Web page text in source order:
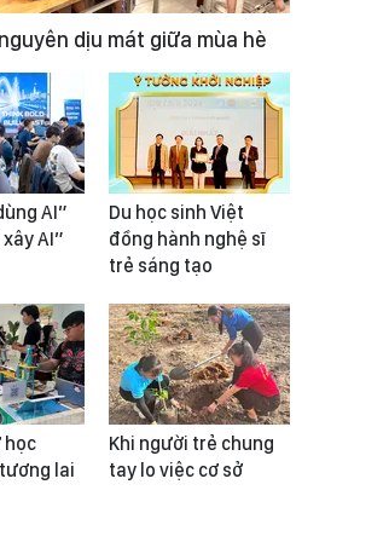
dịu mát giữa mùa hè
AI”
AI”
Du học sinh Việt
đồng hành nghệ sĩ
trẻ sáng tạo
học
lai
Khi người trẻ chung
tay lo việc cơ sở